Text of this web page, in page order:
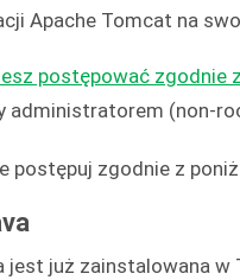
Apache Tomcat na
postępować zgodnie
administratorem (non-
postępuj zgodnie z
jest już zainstalowana